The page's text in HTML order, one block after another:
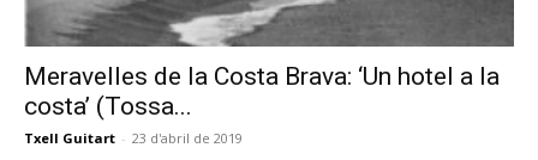
Meravelles de la Costa Brava: ‘Un hotel a la
costa’ (Tossa...
Txell Guitart - 23 d'abril de 2019